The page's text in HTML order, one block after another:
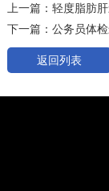
上一篇： 轻度脂肪
下一篇： 公务员体
返回列表